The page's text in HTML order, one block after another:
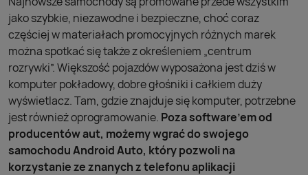
jako szybkie, niezawodne i bezpieczne, choć coraz
częściej w materiałach promocyjnych różnych marek
można spotkać się także z określeniem „centrum
rozrywki”. Większość pojazdów wyposażona jest dziś w
komputer pokładowy, dobre głośniki i całkiem duży
wyświetlacz. Tam, gdzie znajduje się komputer, potrzebne
jest również oprogramowanie. Poza software’em od
producentów aut, możemy wgrać do swojego
samochodu Android Auto, który pozwoli na
korzystanie ze znanych z telefonu aplikacji